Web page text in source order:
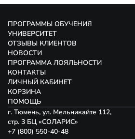
ПРОГРАММЫ ОБУЧЕНИЯ
УНИВЕРСИТЕТ
ОТЗЫВЫ КЛИЕНТОВ
НОВОСТИ
ПРОГРАММА ЛОЯЛЬНОСТИ
КОНТАКТЫ
ЛИЧНЫЙ КАБИНЕТ
КОРЗИНА
ПОМОЩЬ
г. Тюмень, ул. Мельникайте 112,
стр. 3 БЦ «СОЛАРИС»
+7 (800) 550-40-48